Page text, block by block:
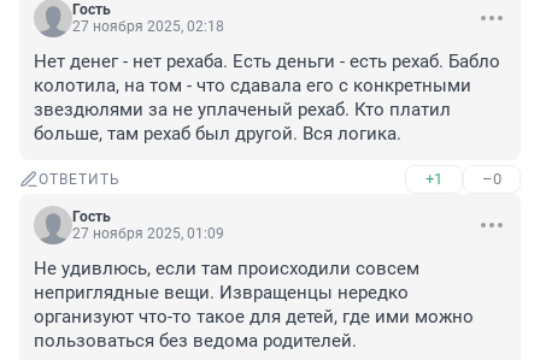
Гость
27 ноября 2025, 02:18
Нет денег - нет рехаба. Есть деньги - есть рехаб. Бабло
колотила, на том - что сдавала его с конкретными
звездюлями за не уплаченый рехаб. Кто платил
больше, там рехаб был другой. Вся логика.
ОТВЕТИТЬ +1 –0
Гость
27 ноября 2025, 01:09
Не удивлюсь, если там происходили совсем
неприглядные вещи. Извращенцы нередко
организуют что-то такое для детей, где ими можно
пользоваться без ведома родителей.